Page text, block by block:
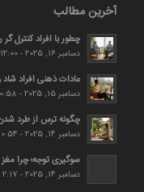
آخرین مطالب
چطور با افراد کنترل گر
دسامبر 16, 2025 - 12:00 ب.ظ
عادات ذهنی افراد
دسامبر 15, 2025 - 10:58 ب.ظ
چگونه ترس از طرد شدن
دسامبر 14, 2025 - 10:54 ب.ظ
سوگیری توجه؛ چرا
دسامبر 14, 2025 - 2:17 ق.ظ